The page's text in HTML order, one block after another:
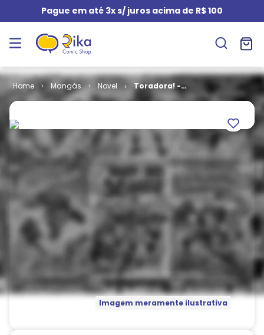
Pague em até 3x s/ juros acima de R$ 100
Mangás Novel
Toradora! -
Imagem meramente ilustrativa